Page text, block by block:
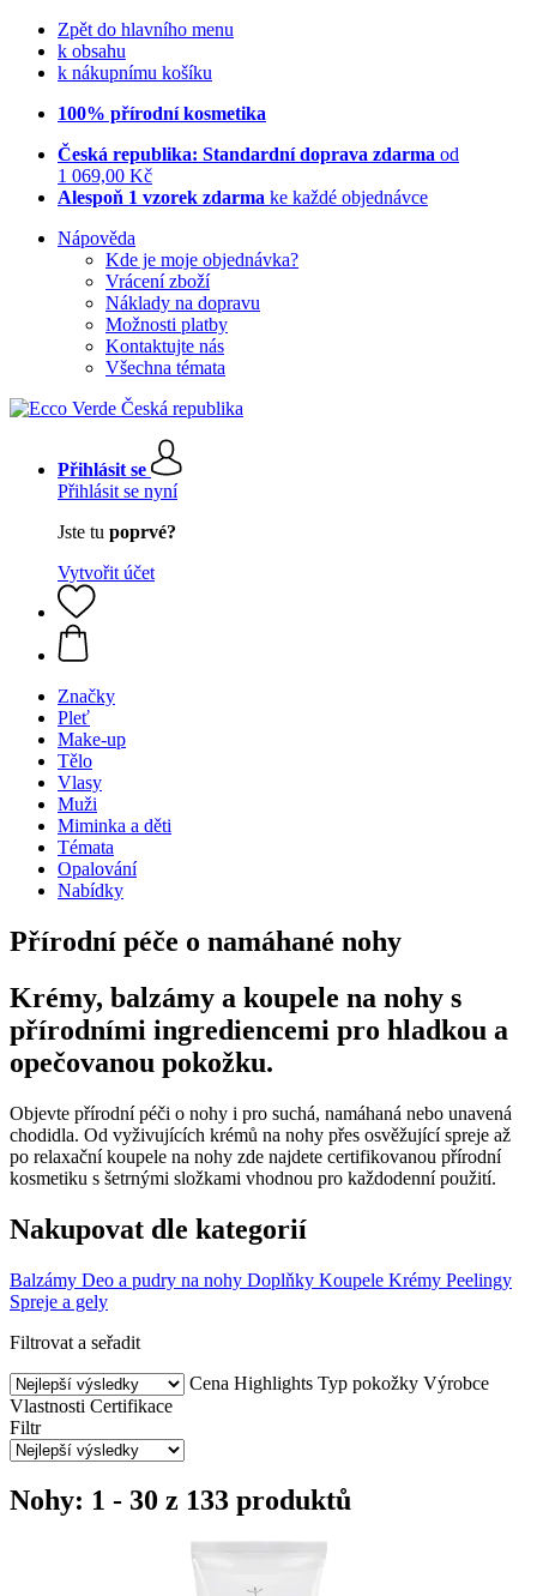
Zpět do hlavního menu
k obsahu
k nákupnímu košíku
100% přírodní kosmetika
Česká republika: Standardní doprava zdarma od
1 069,00 Kč
Alespoň 1 vzorek zdarma ke každé objednávce
Nápověda
Kde je moje objednávka?
Vrácení zboží
Náklady na dopravu
Možnosti platby
Kontaktujte nás
Všechna témata
Přihlásit se
Přihlásit se nyní
Jste tu poprvé?
Vytvořit účet
Značky
Pleť
Make-up
Tělo
Vlasy
Muži
Miminka a děti
Témata
Opalování
Nabídky
Přírodní péče o namáhané nohy
Krémy, balzámy a koupele na nohy s
přírodními ingrediencemi pro hladkou a
opečovanou pokožku.
Objevte přírodní péči o nohy i pro suchá, namáhaná nebo unavená
chodidla. Od vyživujících krémů na nohy přes osvěžující spreje až
po relaxační koupele na nohy zde najdete certifikovanou přírodní
kosmetiku s šetrnými složkami vhodnou pro každodenní použití.
Nakupovat dle kategorií
Balzámy Deo a pudry na nohy Doplňky Koupele Krémy Peelingy
Spreje a gely
Filtrovat a seřadit
Cena Highlights Typ pokožky Výrobce
Vlastnosti Certifikace
Filtr
Nohy: 1 - 30 z 133 produktů